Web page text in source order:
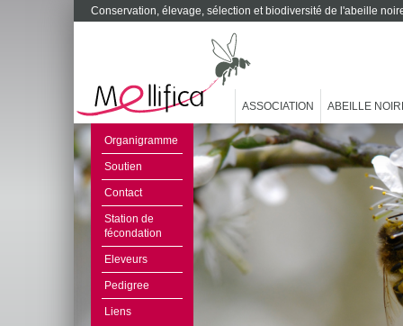
Conservation, élevage, sélection et biodiversité de l'abeille
ASSOCIATION ABEILLE
Organigramme
Soutien
Contact
Station de
fécondation
Eleveurs
Pedigree
Liens